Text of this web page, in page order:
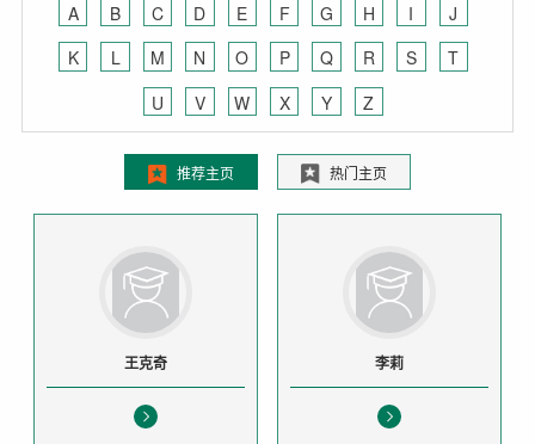
A B C D E F G H I
J
K
L M N O P Q R S
T
U
V W X Y Z
推荐主页 热门主页
王克奇 李莉